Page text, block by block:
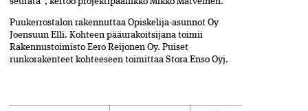
Puukerrostalon rakennuttaa Opiskelija-asunnot Oy
Joensuun Elli. Kohteen pääurakoitsijana toimii
Rakennustoimisto Eero Reijonen Oy. Puiset
runkorakenteet kohteeseen toimittaa Stora Enso Oyj.